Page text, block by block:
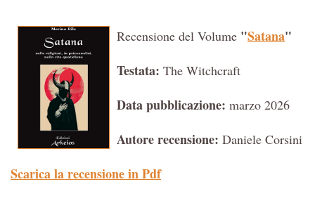
Recensione del Volume "Satana"
Testata: The Witchcraft
Datapubblicazione: marzo 2026
Autorerecensione: Daniele Corsini
Scaricalarecensionein Pdf